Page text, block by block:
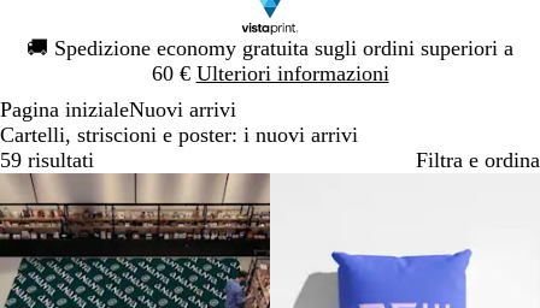
🚚 Spedizione economy gratuita sugli ordini superiori a
60 € Ulteriori informazioni
Diapositiva
1
Pagina inizialeNuovi arrivi
Cartelli, striscioni e poster: i nuovi arrivi
59 risultati
Filtra e ordina
Bestseller